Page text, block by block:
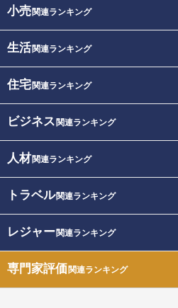
小売関連ランキング
生活関連ランキング
住宅関連ランキング
ビジネス 関連ランキング
人材関連ランキング
トラベル関連ランキング
レジャー関連ランキング
専門家評価関連ランキング